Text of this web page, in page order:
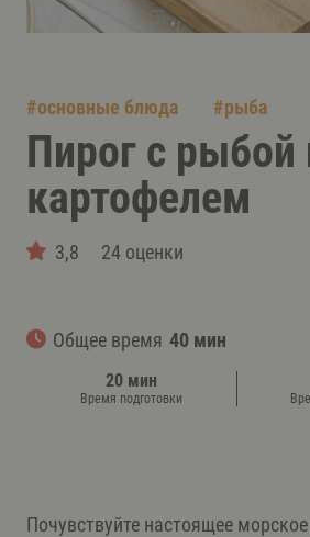
#основные блюда #рыба
Пирог с рыбой
картофелем
3,8 24 оценки
Общее время 40 мин
20 мин
Время подготовки
Почувствуйте настоящее